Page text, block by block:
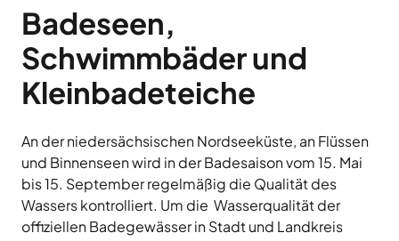
Badeseen,
Schwimmbäder und
Kleinbadeteiche
An der niedersächsischen Nordseeküste, an Flüssen
und Binnenseen wird in der Badesaison vom 15. Mai
bis 15. September regelmäßig die Qualität des
Wassers kontrolliert. Um die Wasserqualität der
offiziellen Badegewässer in Stadt und Landkreis
AWIGO
Abfallwirtschaft
Landkreis
Osnabrück
Baugenossenschaft
Landkreis
eG
Deula
Freren
FMO
Flughafen
Münster
–
alle
14
Tage
neu
Jetzt
anmelden
und
Neuigkeiten,
Osnabrück
Zutritt
nur
mit
Termin
auf
der
Karte
oder
der
Liste
eine
Kommune
des